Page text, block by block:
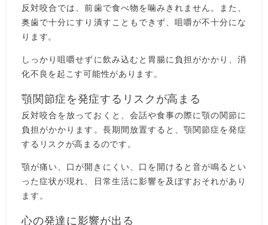
反対咬合では、前歯で食べ物を噛みきれません。また、
奥歯で十分にすり潰すこともできず、咀嚼が不十分にな
ります。
しっかり咀嚼せずに飲み込むと胃腸に負担がかかり、消
化不良を起こす可能性があります。
顎関節症を発症するリスクが高まる
反対咬合を放っておくと、会話や食事の際に顎の関節に
負担がかかります。長期間放置すると、顎関節症を発症
するリスクが高まるのです。
顎が痛い、口が開きにくい、口を開けると音が鳴るとい
った症状が現れ、日常生活に影響を及ぼすおそれがあり
ます。
心の発達に影響が出る